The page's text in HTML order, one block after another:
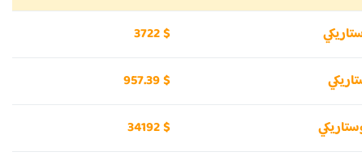
3722 $
957.39 $
34192 $